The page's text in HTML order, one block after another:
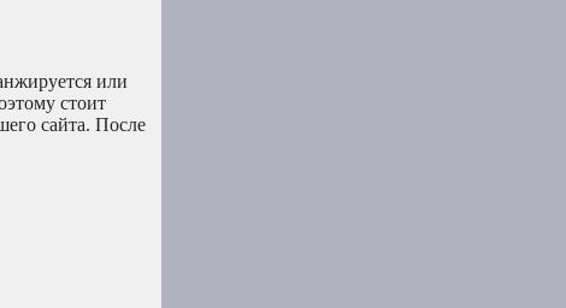
или
стоит
сайта. После